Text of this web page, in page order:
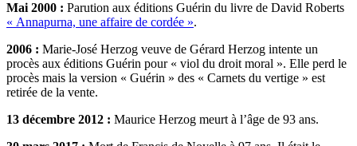
Mai 2000 : Parution aux éditions Guérin du livre de David Roberts
« Annapurna, une affaire de cordée ».
2006 : Marie-José Herzog veuve de Gérard Herzog intente un
procès aux éditions Guérin pour « viol du droit moral ». Elle perd le
procès mais la version « Guérin » des « Carnets du vertige » est
retirée de la vente.
13 décembre 2012 : Maurice Herzog meurt à l’âge de 93 ans.